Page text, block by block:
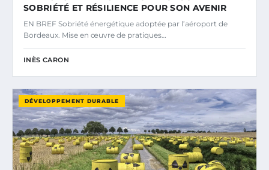
SOBRIÉTÉ ET RÉSILIENCE POUR SON AVENIR
EN BREF Sobriété énergétique adoptée par l’aéroport de
Bordeaux. Mise en œuvre de pratiques…
INÈS CARON
DÉVELOPPEMENT DURABLE